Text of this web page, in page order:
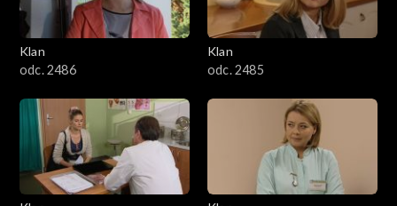
2001–2100
1901–2000
1801–1900
1701–1800
Klan
odc. 2486
Klan
odc. 2485